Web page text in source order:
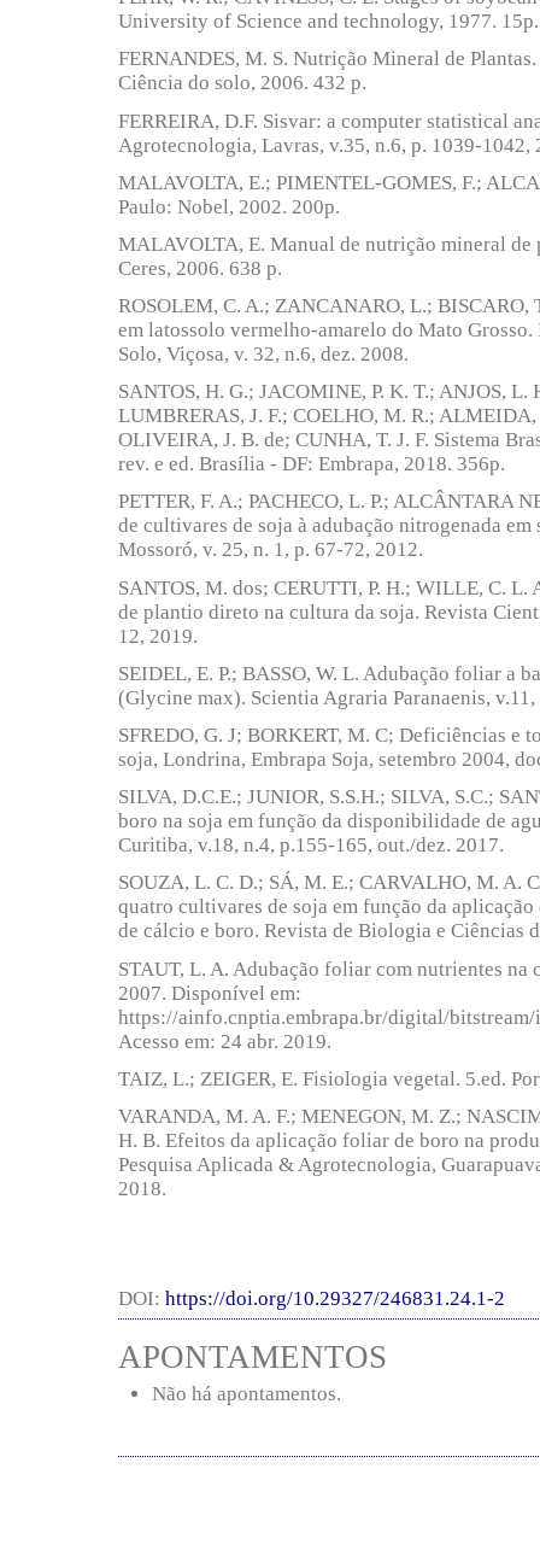
University of Science and technology, 1977.
FERNANDES, M. S. Nutrição Mineral de
Ciência do solo, 2006. 432 p.
FERREIRA, D.F. Sisvar: a computer statistical
Agrotecnologia, Lavras, v.35, n.6, p. 1039-1042,
MALAVOLTA, E.; PIMENTEL-GOMES, F.;
Paulo: Nobel, 2002. 200p.
MALAVOLTA, E. Manual de nutrição mineral de
Ceres, 2006. 638 p.
ROSOLEM, C. A.; ZANCANARO, L.; BISCARO,
em latossolo vermelho-amarelo do Mato
Solo, Viçosa, v. 32, n.6, dez. 2008.
SANTOS, H. G.; JACOMINE, P. K. T.; ANJOS,
LUMBRERAS, J. F.; COELHO, M. R.;
OLIVEIRA, J. B. de; CUNHA, T. J. F. Sistema
rev. e ed. Brasília - DF: Embrapa, 2018. 356p.
PETTER, F. A.; PACHECO, L. P.; ALCÂNTARA
de cultivares de soja à adubação nitrogenada
Mossoró, v. 25, n. 1, p. 67-72, 2012.
SANTOS, M. dos; CERUTTI, P. H.; WILLE, C.
de plantio direto na cultura da soja. Revista
12, 2019.
SEIDEL, E. P.; BASSO, W. L. Adubação foliar a
(Glycine max). Scientia Agraria Paranaenis,
SFREDO, G. J; BORKERT, M. C; Deficiências e
soja, Londrina, Embrapa Soja, setembro 2004,
SILVA, D.C.E.; JUNIOR, S.S.H.; SILVA, S.C.;
boro na soja em função da disponibilidade de
Curitiba, v.18, n.4, p.155-165, out./dez. 2017.
SOUZA, L. C. D.; SÁ, M. E.; CARVALHO, M. A.
quatro cultivares de soja em função da
de cálcio e boro. Revista de Biologia e Ciências
STAUT, L. A. Adubação foliar com nutrientes na
2007. Disponível em:
https://ainfo.cnptia.embrapa.br/digital/
Acesso em: 24 abr. 2019.
TAIZ, L.; ZEIGER, E. Fisiologia vegetal. 5.ed.
VARANDA, M. A. F.; MENEGON, M. Z.;
H. B. Efeitos da aplicação foliar de boro na
Pesquisa Aplicada & Agrotecnologia,
2018.
DOI: https://doi.org/10.29327/246831.24.1-2
APONTAMENTOS
Não há apontamentos.